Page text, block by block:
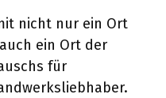
nicht nur ein Ort
ein Ort der
für